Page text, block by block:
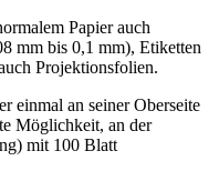
Papier auch
mm bis 0,1 mm), Etiketten
Projektionsfolien.
einmal an seiner Oberseite
Möglichkeit, an der
mit 100 Blatt